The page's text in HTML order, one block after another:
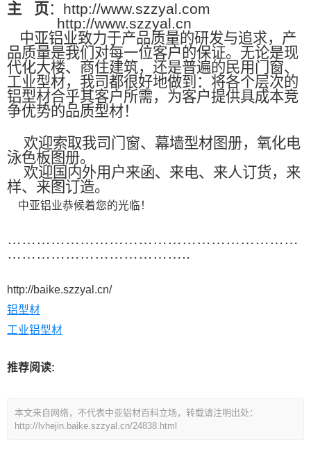
主
页：http://www.szzyal.com
http://www.szzyal.cn
中亚铝业致力于产品质量的研发与追求，产
品质量是我们对每一位客户的保证。无论是现
代化大楼、商住建筑，还是普遍的民用门窗、
工业型材，我司都很好地做到：将各个层次的
铝型材合乎其客户所需，为客户提供具成本竞
争优势的品质型材！
欢迎索取我司门窗、幕墙型材图册，氧化电
泳色板图册。
欢迎国内外用户来函、来电、来人订货，来
样、来图订造。
中亚铝业恭候着您的光临！
……………………………………………………
………………………………..
http://baike.szzyal.cn/
铝型材
工业铝型材
推荐阅读:
本文来自网络，不代表中亚铝材百科立场，转载请注明出处：
http://lvhejin.baike.szzyal.cn/24838.html